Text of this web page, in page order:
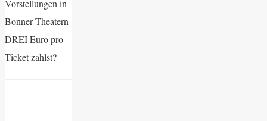
Vorstellungen in
Bonner Theatern
DREI Euro pro
Ticket zahlst?